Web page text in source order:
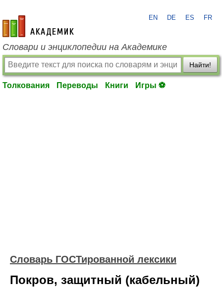
academic.ru
EN DE ES FR
Словари и энциклопедии на Академике
Найти!
Толкования Переводы Книги Игры ⚽
Словарь ГОСТированной лексики
Покров, защитный (кабельный)